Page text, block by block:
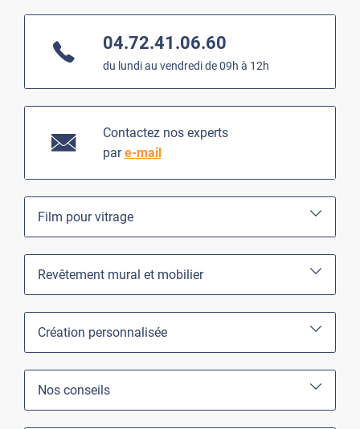
04.72.41.06.60
du lundi au vendredi de 09h à 12h
Contactez nos experts
pare-mail
Film pour vitrage
Revêtement mural et mobilier
Création personnalisée
Nos conseils